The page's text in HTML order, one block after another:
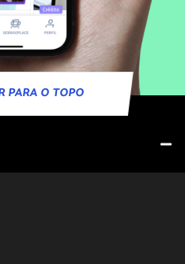
PARA O TOPO